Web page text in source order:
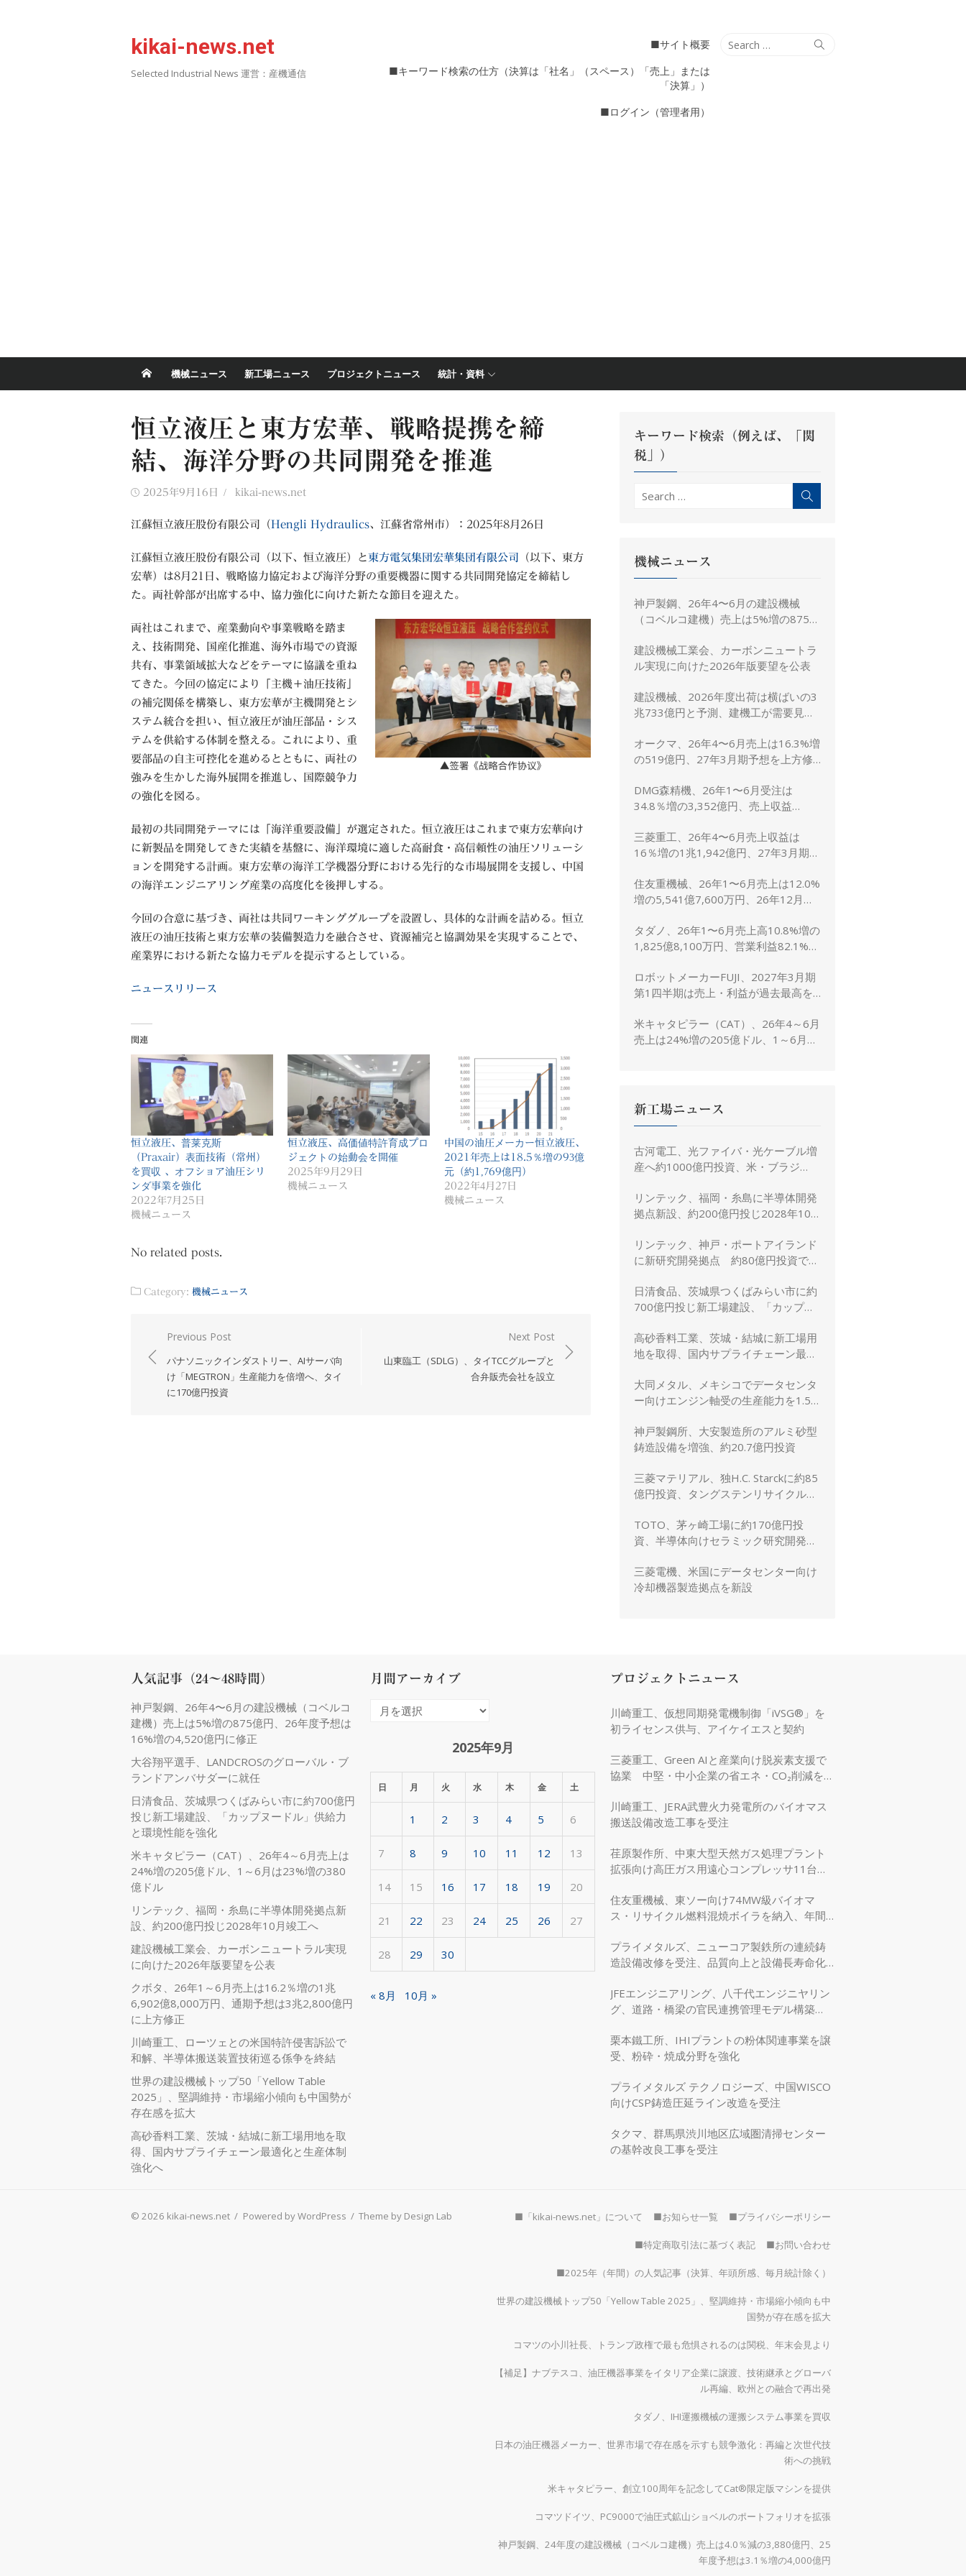
kikai-news.net
Selected Industrial News 運営：産機通信
Search
Search
■サイト概要
■キーワード検索の仕方（決算は「社名」（スペース）「売上」または
「決算」）
■ログイン（管理者用）
機械ニュース 新工場ニュース プロジェクトニュース 統計・資料
恒立液圧と東方宏華、戦略提携を締
結、海洋分野の共同開発を推進
Posted
2025年9月16日 Author
kikai-news.net
江蘇恒立液圧股份有限公司（ Hengli Hydraulics、江蘇省常州市）：2025年8月26日
江蘇恒立液圧股份有限公司（以下、恒立液圧）と東方電気集団宏華集団有限公司 （以下、東方
宏華）は8月21日、戦略協力協定および海洋分野の重要機器に関する共同開発協定を締結し
た。両社幹部が出席する中、協力強化に向けた新たな節目を迎えた。
両社はこれまで、産業動向や事業戦略を踏ま
え、技術開発、国産化推進、海外市場での資源
共有、事業領域拡大などをテーマに協議を重ね
てきた。今回の協定により「主機＋油圧技術」
の補完関係を構築し、東方宏華が主機開発とシ
ステム統合を担い、恒立液圧が油圧部品・シス
テムを供給する体制を整える。これにより、重
要部品の自主可控化を進めるとともに、両社の
強みを生かした海外展開を推進し、国際競争力
の強化を図る。
最初の共同開発テーマには「海洋重要設備」が選定された。恒立液圧はこれまで東方宏華向け
に新製品を開発してきた実績を基盤に、海洋環境に適した高耐食・高信頼性の油圧ソリューシ
ョンを開発する計画。東方宏華の海洋工学機器分野における先行的な市場展開を支援し、中国
の海洋エンジニアリング産業の高度化を後押しする。
今回の合意に基づき、両社は共同ワーキンググループを設置し、具体的な計画を詰める。恒立
液圧の油圧技術と東方宏華の装備製造力を融合させ、資源補完と協調効果を実現することで、
産業界における新たな協力モデルを提示するとしている。
ニュースリリース
関連
恒立液圧、普莱克斯
（Praxair）表面技術（常州）
を買収 、オフショア油圧シリ
ンダ事業を強化
2022年7月25日
機械ニュース
恒立液压、高価値特許育成プロ
ジェクトの始動会を開催
2025年9月29日
機械ニュース
中国の油圧メーカー恒立液圧、
2021年売上は18.5％増の93億
元（約1,769億円）
2022年4月27日
機械ニュース
No related posts.
Category: 機械ニュース
稿
Previous Post
パナソニックインダストリー、AIサーバ向
け「MEGTRON」生産能力を倍増へ、タイ
に170億円投資
Next Post
山東臨工（SDLG）、タイTCCグループと
合弁販売会社を設立
キーワード検索（例えば、「関
税」）
Search
機械ニュース
神戸製鋼、26年4〜6月の建設機械
（コベルコ建機）売上は5%増の875億
に修正
建設機械工業会、カーボンニュートラ
ル実現に向けた2026年版要望を公表
建設機械、2026年度出荷は横ばいの3
兆733億円と予測、建機工が需要見通
オークマ、26年4〜6月売上は16.3%増
の519億円、27年3月期予想を上方修
DMG森精機、26年1〜6月受注は
34.8％増の3,352億円、売上収益
三菱重工、26年4〜6月売上収益は
16％増の1兆1,942億円、27年3月期予
住友重機械、26年1〜6月売上は12.0%
増の5,541億7,600万円、26年12月期
修正
タダノ、26年1〜6月売上高10.8%増の
1,825億8,100万円、営業利益82.1%増
置き
ロボットメーカーFUJI、2027年3月期
第1四半期は売上・利益が過去最高を
米キャタピラー（CAT）、26年4～6月
売上は24%増の205億ドル、1～6月は
新工場ニュース
古河電工、光ファイバ・光ケーブル増
産へ約1000億円投資、米・ブラジ
リンテック、福岡・糸島に半導体開発
拠点新設、約200億円投じ2028年10
リンテック、神戸・ポートアイランド
に新研究開発拠点 約80億円投資で新
日清食品、茨城県つくばみらい市に約
700億円投じ新工場建設、「カップヌ
高砂香料工業、茨城・結城に新工場用
地を取得、国内サプライチェーン最適
大同メタル、メキシコでデータセンタ
ー向けエンジン軸受の生産能力を1.5
神戸製鋼所、大安製造所のアルミ砂型
鋳造設備を増強、約20.7億円投資
三菱マテリアル、独H.C. Starckに約85
億円投資、タングステンリサイクル能
TOTO、茅ヶ崎工場に約170億円投
資、半導体向けセラミック研究開発棟
三菱電機、米国にデータセンター向け
冷却機器製造拠点を新設
人気記事（24～48時間）
神戸製鋼、26年4〜6月の建設機械（コベルコ
建機）売上は5%増の875億円、26年度予想は
16%増の4,520億円に修正
大谷翔平選手、LANDCROSのグローバル・ブ
ランドアンバサダーに就任
日清食品、茨城県つくばみらい市に約700億円
投じ新工場建設、「カップヌードル」供給力
と環境性能を強化
米キャタピラー（CAT）、26年4～6月売上は
24%増の205億ドル、1～6月は23%増の380
億ドル
リンテック、福岡・糸島に半導体開発拠点新
設、約200億円投じ2028年10月竣工へ
建設機械工業会、カーボンニュートラル実現
に向けた2026年版要望を公表
クボタ、26年1～6月売上は16.2％増の1兆
6,902億8,000万円、通期予想は3兆2,800億円
に上方修正
川崎重工、ローツェとの米国特許侵害訴訟で
和解、半導体搬送装置技術巡る係争を終結
世界の建設機械トップ50「Yellow Table
2025」、堅調維持・市場縮小傾向も中国勢が
存在感を拡大
高砂香料工業、茨城・結城に新工場用地を取
得、国内サプライチェーン最適化と生産体制
強化へ
月間アーカイブ
カ
イ
2025年9月
日 月 火 水 木 金 土
1 2 3 4 5 6
7 8 9 10 11 12 13
14 15 16 17 18 19 20
21 22 23 24 25 26 27
28 29 30
« 8月 10月 »
プロジェクトニュース
川崎重工、仮想同期発電機制御「iVSG®」を
初ライセンス供与、アイケイエスと契約
三菱重工、Green AIと産業向け脱炭素支援で
協業 中堅・中小企業の省エネ・CO₂削減を強
川崎重工、JERA武豊火力発電所のバイオマス
搬送設備改造工事を受注
荏原製作所、中東大型天然ガス処理プラント
拡張向け高圧ガス用遠心コンプレッサ11台を
住友重機械、東ソー向け74MW級バイオマ
ス・リサイクル燃料混焼ボイラを納入、年間
プライメタルズ、ニューコア製鉄所の連続鋳
造設備改修を受注、品質向上と設備長寿命化
JFEエンジニアリング、八千代エンジニヤリン
グ、道路・橋梁の官民連携管理モデル構築
栗本鐵工所、IHIプラントの粉体関連事業を譲
受、粉砕・焼成分野を強化
プライメタルズ テクノロジーズ、中国WISCO
向けCSP鋳造圧延ライン改造を受注
タクマ、群馬県渋川地区広域圏清掃センター
の基幹改良工事を受注
© 2026 kikai-news.net / Powered by WordPress / Theme by Design Lab ■「kikai-news.net」について ■お知らせ一覧 ■プライバシーポリシー
■特定商取引法に基づく表記 ■お問い合わせ
■2025年（年間）の人気記事（決算、年頭所感、毎月統計除く）
世界の建設機械トップ50「Yellow Table 2025」、堅調維持・市場縮小傾向も中
国勢が存在感を拡大
コマツの小川社長、トランプ政権で最も危惧されるのは関税、年末会見より
【補足】ナブテスコ、油圧機器事業をイタリア企業に譲渡、技術継承とグローバ
ル再編、欧州との融合で再出発
タダノ、IHI運搬機械の運搬システム事業を買収
日本の油圧機器メーカー、世界市場で存在感を示すも競争激化：再編と次世代技
術への挑戦
米キャタピラー、創立100周年を記念してCat®限定版マシンを提供
コマツドイツ、PC9000で油圧式鉱山ショベルのポートフォリオを拡張
神戸製鋼、24年度の建設機械（コベルコ建機）売上は4.0％減の3,880億円、25
年度予想は3.1％増の4,000億円